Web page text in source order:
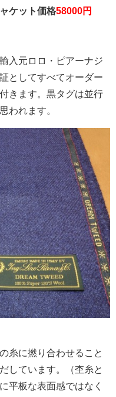
ケット価格58000円
入元ロロ・ピアーナジ
としてすべてオーダー
きます。黒タグは並行
われます。
糸に撚り合わせること
しています。（杢糸と
平板な表面感ではなく